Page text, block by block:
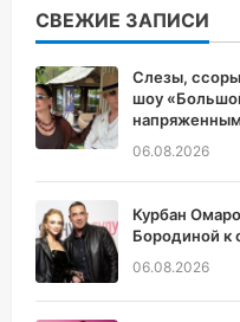
СВЕЖИЕ ЗАПИСИ
Слезы,
шоу
06.08.2026
Курбан
Бородиной к
06.08.2026